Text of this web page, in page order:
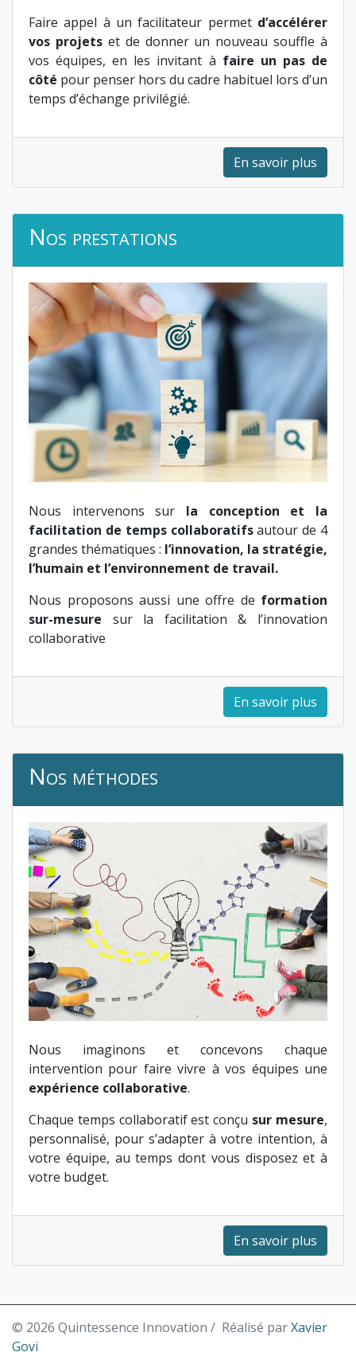
Faire appel à un facilitateur permetd’accélérer
vos projetset de donner un nouveau souffle à
vos équipes, en les invitant à faire un pas de
côté pour penser hors du cadre habituel lors d’un
temps d’échange privilégié.
En savoir plus
Nos prestations
Nous intervenons sur la conception et la
facilitation de temps collaboratifsautour de 4
grandes thématiques : l’innovation, la stratégie,
l’humain et l’environnement de travail.
Nous proposons aussi une offre de formation
sur-mesure sur la facilitation & l’innovation
collaborative
En savoir plus
Nos méthodes
Nous imaginons et concevons chaque
intervention pour faire vivre à vos équipes une
expérience collaborative.
Chaque temps collaboratif est conçu sur mesure,
personnalisé, pour s’adapter à votre intention, à
votre équipe, au temps dont vous disposez et à
votre budget.
En savoir plus
© 2026 Quintessence Innovation / Réalisé parXavier
Govi